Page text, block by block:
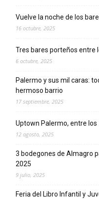
Vuelve la noche de los
16 octubre, 2025
Tres bares porteños entre
6 octubre, 2025
Palermo y sus mil caras:
hermoso barrio
17 septiembre, 2025
Uptown Palermo, entre
12 agosto, 2025
3 bodegones de Almagro
2025
9 julio, 2025
Feria del Libro Infantil y